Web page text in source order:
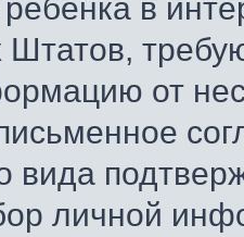
в
от
вида
личной